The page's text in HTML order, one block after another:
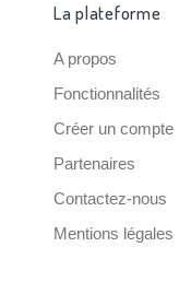
La plateforme
A propos
Fonctionnalités
Créer un compte
Partenaires
Contactez-nous
Mentions légales